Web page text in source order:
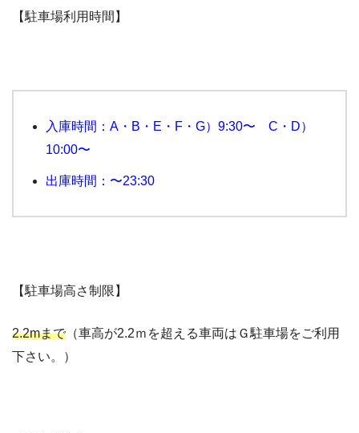
【駐車場利用時間】
入庫時間：A・B・E・F・G）9:30〜 C・D）
10:00〜
出庫時間：〜23:30
【駐車場高さ制限】
2.2mまで （車高が2.2ｍを超える車両はＧ駐車場をご利用
下さい。）